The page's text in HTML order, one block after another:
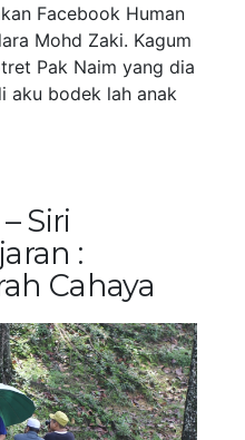
Facebook Human
Mohd Zaki. Kagum
Pak Naim yang dia
aku bodek lah anak
Siri
:
Cahaya